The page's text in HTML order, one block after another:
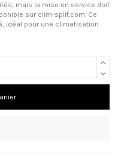
mais la mise en service doit
sur clim-split.com. Ce
idéal pour une climatisation